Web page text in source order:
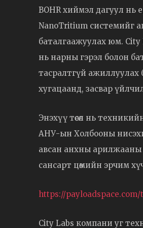
BOHR хиймэл дагуул нь
NanoTritium системийг
баталгаажуулах юм. City
нь нарны гэрэл болон
тасралтгүй
хугацаанд, засвар
Энэхүү төсөл нь
АНУ-ын Холбооны нисэхийн
авсан анхны арилжааны
сансарт цөмийн эрчим
https://
City Labs компани уг